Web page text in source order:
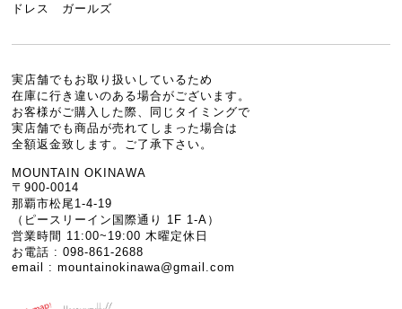
ドレス ガールズ
実店舗でもお取り扱いしているため
在庫に行き違いのある場合がございます。
お客様がご購入した際、同じタイミングで
実店舗でも商品が売れてしまった場合は
全額返金致します。ご了承下さい。
MOUNTAIN OKINAWA
〒900-0014
那覇市松尾1-4-19
（ピースリーイン国際通り 1F 1-A）
営業時間 11:00~19:00 木曜定休日
お電話 : 098-861-2688
email :mountainokinawa@gmail.com